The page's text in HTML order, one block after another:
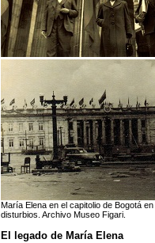
María Elena en el capitolio de Bogotá
disturbios. Archivo Museo Figari.
El legado de María Elena